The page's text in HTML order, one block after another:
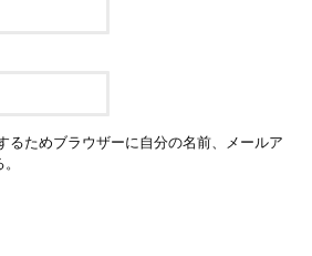
るためブラウザーに自分の名前、メールア